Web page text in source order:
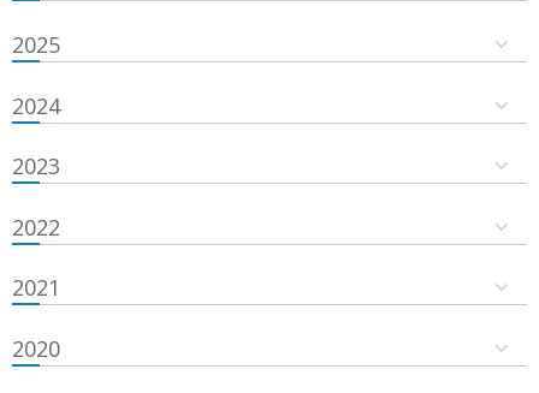
2025
2024
2023
2022
2021
2020